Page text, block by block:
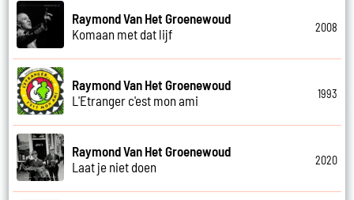
Raymond Van Het Groenewoud
Komaan met dat lijf
2008
Raymond Van Het Groenewoud
L'Etranger c'est mon ami
1993
Raymond Van Het Groenewoud
Laat je niet doen
2020